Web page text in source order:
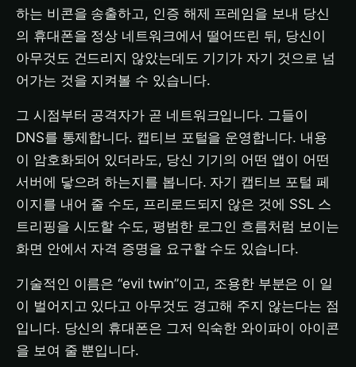
하는 비콘을 송출하고, 인증 해제 프레임을 보내 당신
의 휴대폰을 정상 네트워크에서 떨어뜨린 뒤, 당신이
아무것도 건드리지 않았는데도 기기가 자기 것으로 넘
어가는 것을 지켜볼 수 있습니다.
그 시점부터 공격자가 곧 네트워크입니다. 그들이
DNS를 통제합니다. 캡티브 포털을 운영합니다. 내용
이 암호화되어 있더라도, 당신 기기의 어떤 앱이 어떤
서버에 닿으려 하는지를 봅니다. 자기 캡티브 포털 페
이지를 내어 줄 수도, 프리로드되지 않은 것에 SSL 스
트리핑을 시도할 수도, 평범한 로그인 흐름처럼 보이는
화면 안에서 자격 증명을 요구할 수도 있습니다.
기술적인 이름은 “evil twin”이고, 조용한 부분은 이 일
이 벌어지고 있다고 아무것도 경고해 주지 않는다는 점
입니다. 당신의 휴대폰은 그저 익숙한 와이파이 아이콘
을 보여 줄 뿐입니다.